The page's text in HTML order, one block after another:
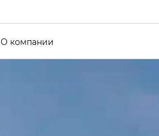
О компании